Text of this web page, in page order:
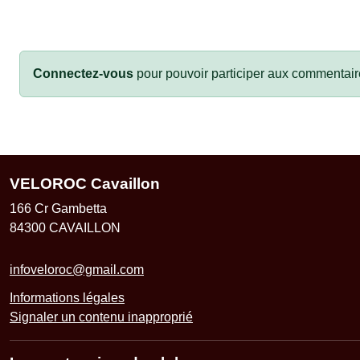
Connectez-vous pour pouvoir participer aux
VELOROC Cavaillon
166 Cr Gambetta
84300 CAVAILLON
infoveloroc@gmail.com
Informations légales
Signaler un contenu inapproprié